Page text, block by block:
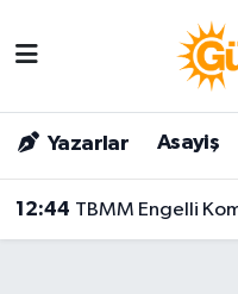
Yazarlar Asayiş
12:44 TBMM Engelli
Bilim & Teknoloji
Dünya
Malatya Nöbetçi
Malatya Hava
Malatya Namaz